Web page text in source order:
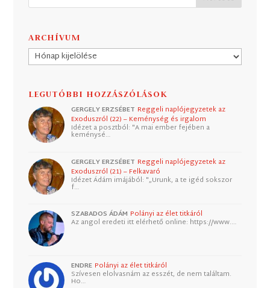
ARCHÍVUM
Archívum
LEGUTÓBBI HOZZÁSZÓLÁSOK
GERGELY ERZSÉBET Reggeli naplójegyzetek az
Exoduszról (22) – Keménység és irgalom
Idézet a posztból: "A mai ember fejében a
keménysé…
GERGELY ERZSÉBET Reggeli naplójegyzetek az
Exoduszról (21) – Felkavaró
Idézet Ádám imájából: "„Urunk, a te igéd sokszor
f…
SZABADOS ÁDÁM Polányi az élet titkáról
Az angol eredeti itt elérhető online: https://www.…
ENDRE Polányi az élet titkáról
Szívesen elolvasnám az esszét, de nem találtam.
Ho…